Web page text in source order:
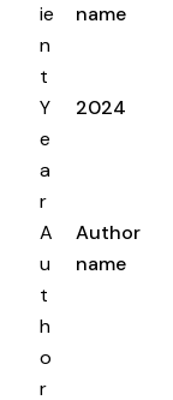
ie
n
t
name
Y
e
a
r
2024
A
u
t
h
o
r
Author
name